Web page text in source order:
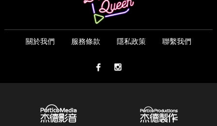
關於我們 服務條款 隱私政策 聯繫我們